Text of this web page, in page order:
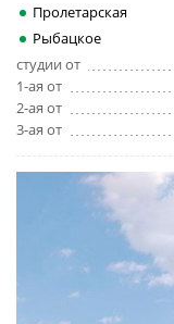
Пролетарская
Рыбацкое
студии от
1-ая от
2-ая от
3-ая от